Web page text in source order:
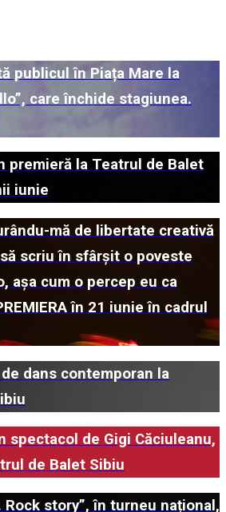
publicul în Piața Mare la
care închide stagiunea.
premieră la Teatrul de Balet
iunie
mă de libertate creativă
scriu în sfârșit o poveste
așa cum o percep eu ca
în 21 iunie în cadrul
de dans contemporan la
spectacol de Gigi Căciuleanu,
de Balet Sibiu
Rock story”, în turneu național,